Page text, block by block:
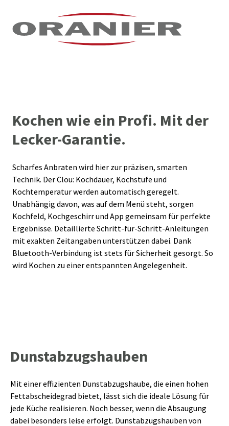
Kochen wie ein Profi. Mit der
Lecker-Garantie.
Scharfes Anbraten wird hier zur präzisen, smarten
Technik. Der Clou: Kochdauer, Kochstufe und
Kochtemperatur werden automatisch geregelt.
Unabhängig davon, was auf dem Menü steht, sorgen
Kochfeld, Kochgeschirr und App gemeinsam für perfekte
Ergebnisse. Detaillierte Schritt-für-Schritt-Anleitungen
mit exakten Zeitangaben unterstützen dabei. Dank
Bluetooth-Verbindung ist stets für Sicherheit gesorgt. So
wird Kochen zu einer entspannten Angelegenheit.
Dunstabzugshauben
Mit einer effizienten Dunstabzugshaube, die einen hohen
Fettabscheidegrad bietet, lässt sich die ideale Lösung für
jede Küche realisieren. Noch besser, wenn die Absaugung
dabei besonders leise erfolgt. Dunstabzugshauben von